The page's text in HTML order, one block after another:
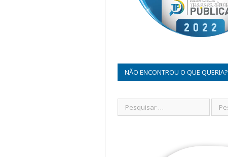
NÃO ENCONTROU O QUE QUERIA?